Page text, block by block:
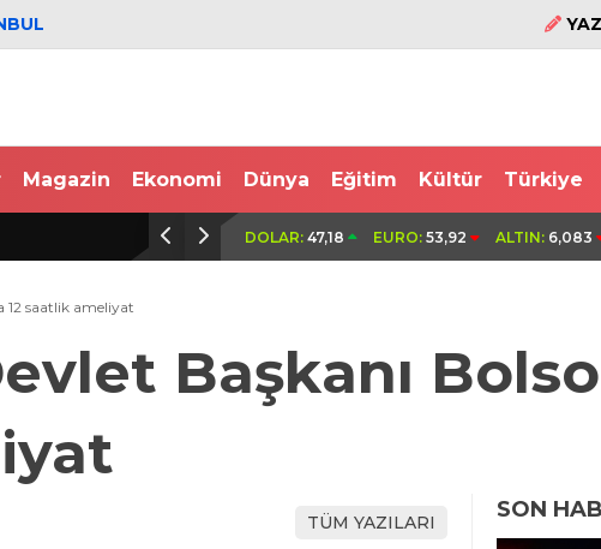
Magazin Ekonomi Dünya Eğitim Kültür Türkiye
topraklardan Otomobille drift atan aday sürücüye 140 bin lira
DOLAR: 47,18 EURO: 53,92 ALTIN: 6,083
12 saatlik ameliyat
Başkanı
TÜM YAZILARI SON